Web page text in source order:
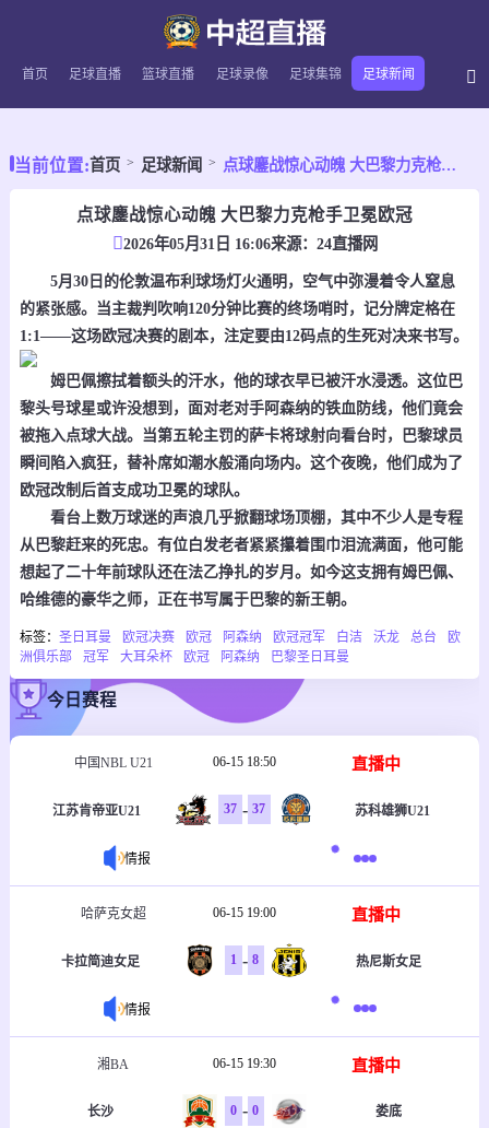
首页 足球直播 篮球直播 足球录像 足球集锦 足球新闻
当前位置:首页 足球新闻 点球鏖战惊心动魄 大巴黎力克枪手卫冕欧冠
点球鏖战惊心动魄 大巴黎力克枪手卫冕欧冠
2026年05月31日 16:06来源： 24直播网
5月30日的伦敦温布利球场灯火通明，空气中弥漫着令人窒息
的紧张感。当主裁判吹响120分钟比赛的终场哨时，记分牌定格在
1:1——这场欧冠决赛的剧本，注定要由12码点的生死对决来书写。
姆巴佩擦拭着额头的汗水，他的球衣早已被汗水浸透。这位巴
黎头号球星或许没想到，面对老对手阿森纳的铁血防线，他们竟会
被拖入点球大战。当第五轮主罚的萨卡将球射向看台时，巴黎球员
瞬间陷入疯狂，替补席如潮水般涌向场内。这个夜晚，他们成为了
欧冠改制后首支成功卫冕的球队。
看台上数万球迷的声浪几乎掀翻球场顶棚，其中不少人是专程
从巴黎赶来的死忠。有位白发老者紧紧攥着围巾泪流满面，他可能
想起了二十年前球队还在法乙挣扎的岁月。如今这支拥有姆巴佩、
哈维德的豪华之师，正在书写属于巴黎的新王朝。
标签： 圣日耳曼 欧冠决赛 欧冠 阿森纳 欧冠冠军 白洁 沃龙 总台
欧
洲俱乐部
冠军 大耳朵杯 欧冠 阿森纳 巴黎圣日耳曼
今日赛程
中国NBL U21 06-15 18:50 直播中
江苏肯帝亚U21 37 - 37 苏科雄狮U21
情报
哈萨克女超 06-15 19:00 直播中
卡拉简迪女足 1 - 8 热尼斯女足
情报
湘BA 06-15 19:30 直播中
长沙 0 - 0 娄底